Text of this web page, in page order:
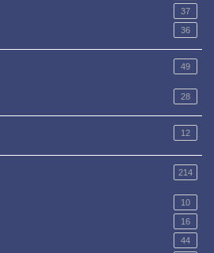
37
36
49
28
12
214
10
16
44